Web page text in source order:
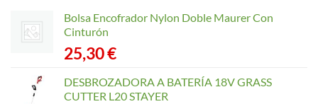
Bolsa Encofrador Nylon Doble Maurer Con
Cinturón
25,30€
DESBROZADORA A BATERÍA 18V GRASS
CUTTER L20 STAYER